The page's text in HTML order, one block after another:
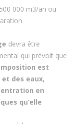
000 m3/an ou
devra être
qui prévoit que
est
des eaux,
en
qu’elle